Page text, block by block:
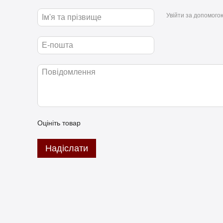
Увійти за
Оцініть товар
Надіслати